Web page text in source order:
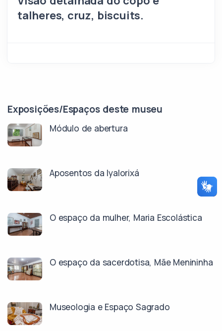
talheres, cruz, biscuits.
Exposições/Espaços deste museu
Módulo de abertura
Aposentos da Iyalorixá
O espaço da mulher, Maria Escolástica
O espaço da sacerdotisa, Mãe Menininha
Museologia e Espaço Sagrado